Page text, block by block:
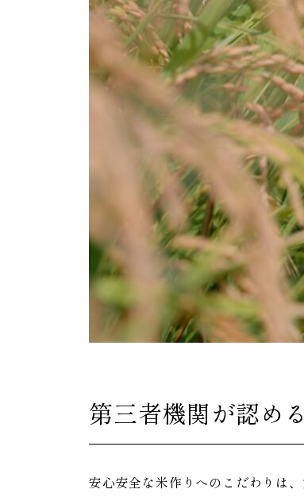
第三者機関が認め
安心安全な米作りへのこだわりは